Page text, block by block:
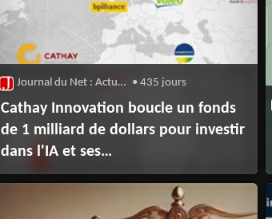
Journal du Net : Actualité du Capital-Risque • 435 jours
Cathay Innovation boucle un fonds
de 1 milliard de dollars pour investir
dans l'IA et ses
applications sectorielles